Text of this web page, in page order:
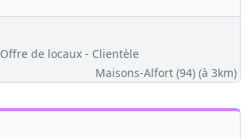
Offre de locaux - Clientèle
Maisons-Alfort (94) (à 3km)